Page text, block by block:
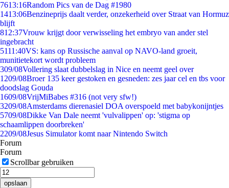
7613:16Random Pics van de Dag #1980
1413:06Benzineprijs daalt verder, onzekerheid over Straat van Hormuz
blijft
812:37Vrouw krijgt door verwisseling het embryo van ander stel
ingebracht
5111:40VS: kans op Russische aanval op NAVO-land groeit,
munitietekort wordt probleem
309/08Vollering slaat dubbelslag in Nice en neemt geel over
1209/08Broer 135 keer gestoken en gesneden: zes jaar cel en tbs voor
doodslag Gouda
1609/08VrijMiBabes #316 (not very sfw!)
3209/08Amsterdams dierenasiel DOA overspoeld met babykonijntjes
5709/08Dikke Van Dale neemt 'vulvalippen' op: 'stigma op
schaamlippen doorbreken'
2209/08Jesus Simulator komt naar Nintendo Switch
Forum
Forum
Scrollbar gebruiken
opslaan